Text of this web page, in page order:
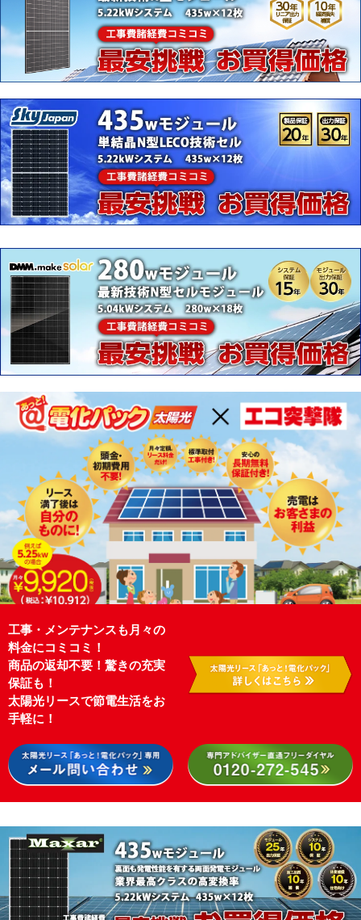
工事・メンテナンスも月々の
料金にコミコミ！
商品の返却不要！驚きの充実
保証も！
太陽光リースで節電生活をお
手軽に！